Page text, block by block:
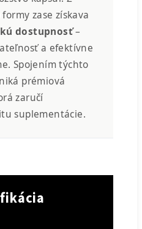
zase získava
dostupnosť –
a efektívne
Spojením týchto
prémiová
zaručí
suplementácie.